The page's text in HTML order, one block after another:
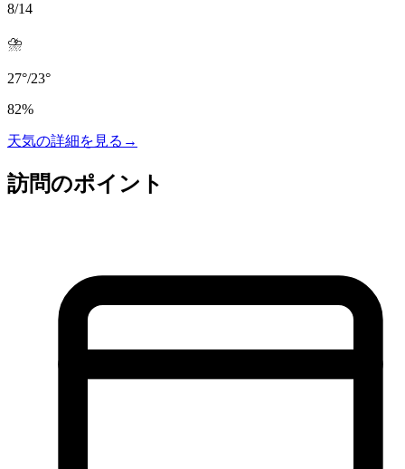
8/14
⛈️
27°/23°
82%
天気の詳細を見る →
訪問のポイント